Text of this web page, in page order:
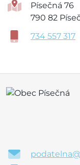
Písečná 76
790 82
734 557 317